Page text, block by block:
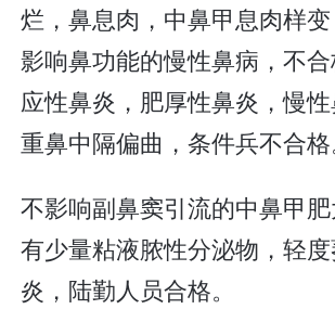
烂，鼻息肉，中鼻甲息肉样
影响鼻功能的慢性鼻病，不
应性鼻炎，肥厚性鼻炎，慢
重鼻中隔偏曲，条件兵不合格
不影响副鼻窦引流的中鼻甲
有少量粘液脓性分泌物，轻
炎，陆勤人员合格。